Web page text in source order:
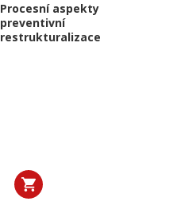
Procesní aspekty
preventivní
restrukturalizace